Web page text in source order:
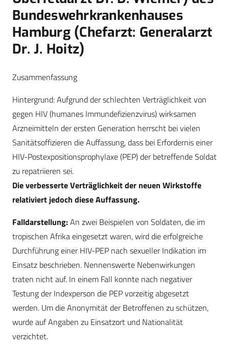
Bundeswehrkrankenhauses
Hamburg (Chefarzt: Generalarzt
Dr. J. Hoitz)
Zusammenfassung
Hintergrund: Aufgrund der schlechten Verträglichkeit von
gegen HIV (humanes Immundefizienzvirus) wirksamen
Arzneimitteln der ersten Generation herrscht bei vielen
Sanitätsoffizieren die Auffassung, dass bei Erfordernis einer
HIV-Postexpositionsprophylaxe (PEP) der betreffende Soldat
zu repatriieren sei.
Die verbesserte Verträglichkeit der neuen Wirkstoffe
relativiert jedoch diese Auffassung.
Falldarstellung:An zwei Beispielen von Soldaten, die im
tropischen Afrika eingesetzt waren, wird die erfolgreiche
Durchführung einer HIV-PEP nach sexueller Indikation im
Einsatz beschrieben. Nennenswerte Nebenwirkungen
traten nicht auf. In einem Fall konnte nach negativer
Testung der Indexperson die PEP vorzeitig abgesetzt
werden. Um die Anonymität der Betroffenen zu schützen,
wurde auf Angaben zu Einsatzort und Nationalität
verzichtet.